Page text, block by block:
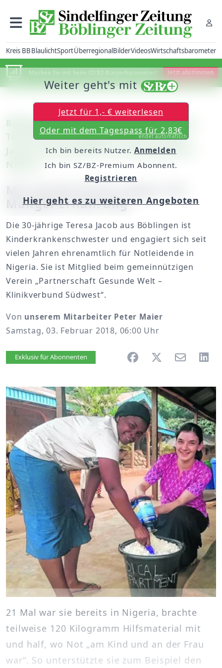
Kreis BBBlaulichtSportÜberregionalBilderVideosWirtschaftsbarometer
Machen Sie mit beim SZ/BZ-Bürgerbarometer! Jetzt abstimmen
Böblingen: Die Kinderkrankenschwester
Teresa Jacob engagiert sich seit vielen
Jahren ehrenamtlich für Notleidende in
Mangel-Ernährung
Die 30-jährige Teresa Jacob aus Böblingen ist
Kinderkrankenschwester und engagiert sich seit
vielen Jahren ehrenamtlich für Notleidende in
Nigeria. Sie ist Mitglied beim gemeinnützigen
Verein „Partnerschaft Gesunde Welt –
Klinikverbund Südwest“.
Von unserem Mitarbeiter Peter Maier
Samstag, 03. Februar 2018, 06:00 Uhr
Artikel vorlesen
Exklusiv für Abonnenten
21 Mal war sie bereits in Nigeria, brachte
teilweise 120 Kilogramm Hilfsmaterial mit
und half, wo Not „am Kind und an der Frau
war“. So unterstützte sie zum Beispiel den
Weiter geht's mit
Jetzt für 1,- € weiterlesen
Oder mit dem Tagespass für 2,83€
endet automatisch
Ich bin bereits Nutzer. Anmelden
Ich bin SZ/BZ-Premium Abonnent.
Registrieren
Hier geht es zu weiteren Angeboten